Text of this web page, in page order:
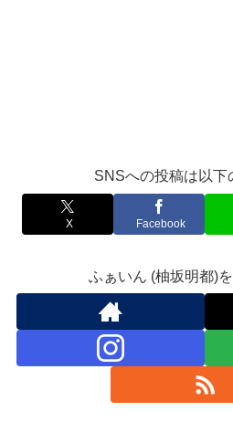
SNSへの投稿は以下
X Facebook
ふぁいん (柚坂明都)